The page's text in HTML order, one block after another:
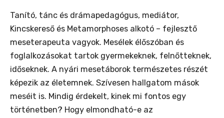
Tanító, tánc és drámapedagógus, mediátor,
Kincskereső és Metamorphoses alkotó – fejlesztő
meseterapeuta vagyok. Mesélek élőszóban és
foglalkozásokat tartok gyermekeknek, felnőtteknek,
időseknek. A nyári mesetáborok természetes részét
képezik az életemnek. Szívesen hallgatom mások
meséit is. Mindig érdekelt, kinek mi fontos egy
történetben? Hogy elmondható-e az